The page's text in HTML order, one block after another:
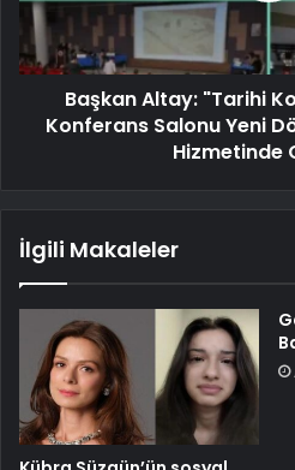
Başkan Altay: "Tarihi
Konferans Salonu Yeni
Hizmetinde
İlgili Makaleler